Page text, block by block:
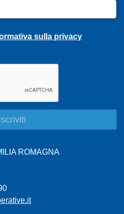
sulla privacy
ROMAGNA